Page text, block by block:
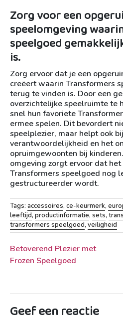
Zorg voor een
speelomgeving
speelgoed
is.
Zorg ervoor dat je een
creëert waarin Transformers
terug te vinden is. Door een
overzichtelijke speelruimte te
snel hun favoriete
ermee spelen. Dit bevordert
speelplezier, maar helpt ook
verantwoordelijkheid en het
opruimgewoonten bij
omgeving zorgt ervoor dat
Transformers speelgoed nog
gestructureerder wordt.
Tags: accessoires, ce-keurmerk,
leeftijd, productinformatie, sets,
transformers speelgoed, veiligheid
Berichtnavigatie
Betoverend Plezier met
Frozen Speelgoed
Geef een reactie